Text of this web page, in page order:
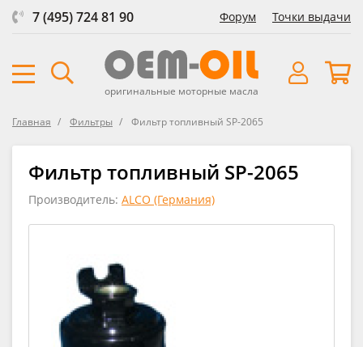
7 (495) 724 81 90 Форум Точки выдачи
оригинальные моторные масла
Главная Фильтры Фильтр топливный SP-2065
Фильтр топливный SP-2065
Производитель: ALCO (Германия)